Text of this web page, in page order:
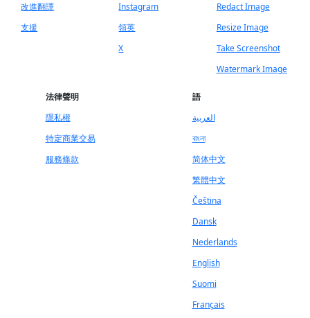
改進翻譯
支援
Instagram
領英
X
Redact Image
Resize Image
Take Screenshot
Watermark Image
法律聲明
隱私權
特定商業交易
服務條款
語
العربية
বাংলা
简体中文
繁體中文
Čeština
Dansk
Nederlands
English
Suomi
Français